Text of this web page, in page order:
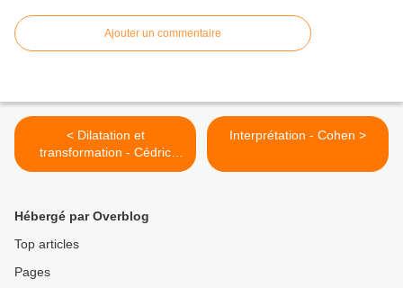
Ajouter un commentaire
< Dilatation et
transformation - Cédric
Bernard
Interprétation - Cohen >
Hébergé par Overblog
Top articles
Pages